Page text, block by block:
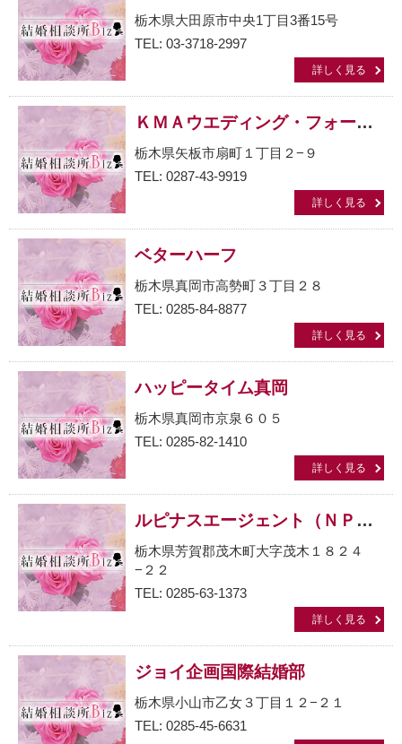
栃木県大田原市中央1丁目3番15号
TEL: 03-3718-2997
詳しく見る
ＫＭＡウエディング・フォーユー
栃木県矢板市扇町１丁目２−９
TEL: 0287-43-9919
詳しく見る
ベターハーフ
栃木県真岡市高勢町３丁目２８
TEL: 0285-84-8877
詳しく見る
ハッピータイム真岡
栃木県真岡市京泉６０５
TEL: 0285-82-1410
詳しく見る
ルピナスエージェント（ＮＰＯ法人）
栃木県芳賀郡茂木町大字茂木１８２４
−２２
TEL: 0285-63-1373
詳しく見る
ジョイ企画国際結婚部
栃木県小山市乙女３丁目１２−２１
TEL: 0285-45-6631